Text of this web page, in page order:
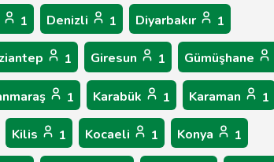
1 Denizli 1 Diyarbakır 1
1 Giresun 1 Gümüşhane
1 Karabük 1 Karaman 1
Kilis 1 Kocaeli 1 Konya 1